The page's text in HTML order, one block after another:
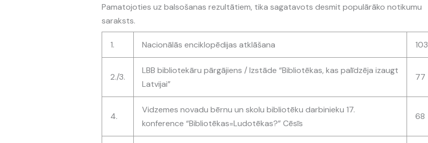
Pamatojoties uz balsošanas rezultātiem, tika sagatavots desmit populārāko notikumu
saraksts.
1. Nacionālās enciklopēdijas atklāšana 103
2./3.
LBB bibliotekāru pārgājiens / Izstāde “Bibliotēkas, kas palīdzēja izaugt
Latvijai”
77
4.
Vidzemes novadu bērnu un skolu bibliotēku darbinieku 17.
konference “Bibliotēkas=Ludotēkas?” Cēsīs
68